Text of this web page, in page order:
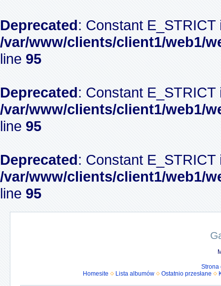
Deprecated: Constant
/var/www/clients/client1/web1/
line 95
Deprecated: Constant
/var/www/clients/client1/web1/
line 95
Deprecated: Constant
/var/www/clients/client1/web1/
line 95
Strona
Homesite
Lista albumów Ostatnio przesłane